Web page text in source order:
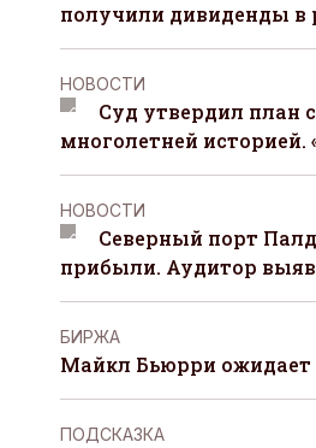
получили дивиденды в
НОВОСТИ
Суд утвердил план
многолетней историей.
НОВОСТИ
Северный порт
прибыли. Аудитор
БИРЖА
Майкл Бьюрри ожидает
ПОДСКАЗКА